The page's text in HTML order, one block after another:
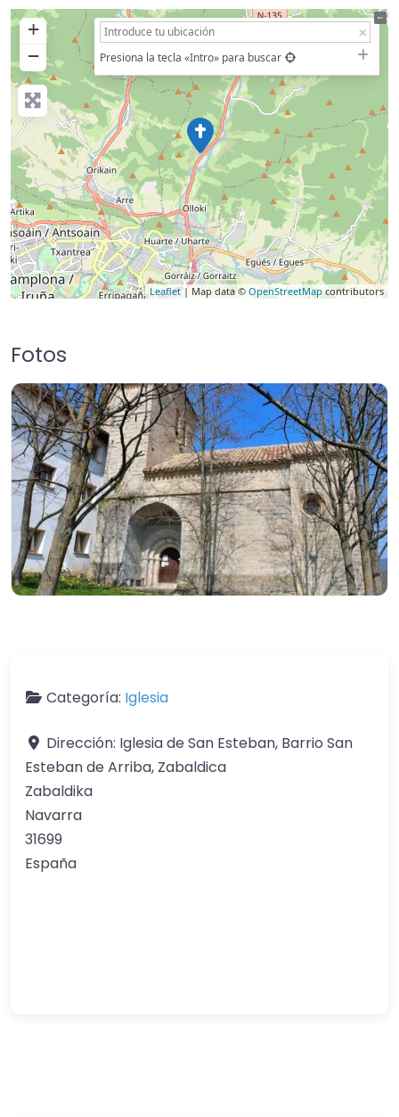
+
−
Presiona la tecla «Intro» para buscar
Leaflet| Map data © OpenStreetMap contributors
Fotos
Categoría: Iglesia
Dirección: Iglesia de San Esteban, Barrio San
Esteban de Arriba, Zabaldica
Zabaldika
Navarra
31699
España